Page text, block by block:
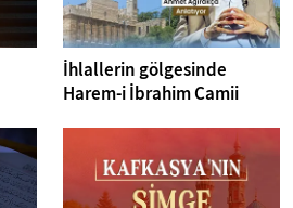
İhlallerin gölgesinde
Harem-i İbrahim Camii